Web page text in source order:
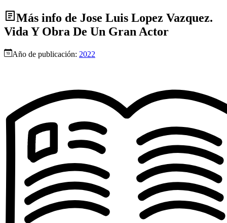
Más info de Jose Luis Lopez Vazquez.
Vida Y Obra De Un Gran Actor
Año de publicación: 2022